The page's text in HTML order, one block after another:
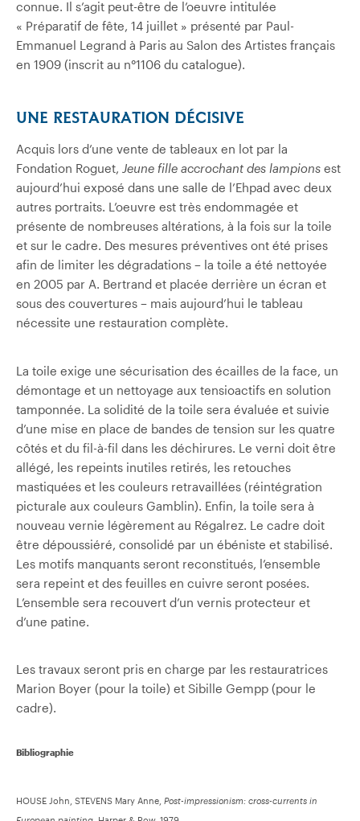
connue. Il s’agit peut-être de l’oeuvre intitulée
« Préparatif de fête, 14 juillet » présenté par Paul-
Emmanuel Legrand à Paris au Salon des Artistes français
en 1909 (inscrit au n°1106 du catalogue).
UNE RESTAURATION DÉCISIVE
Acquis lors d’une vente de tableaux en lot par la
Fondation Roguet, Jeune fille accrochant des lampions est
aujourd’hui exposé dans une salle de l’Ehpad avec deux
autres portraits. L’oeuvre est très endommagée et
présente de nombreuses altérations, à la fois sur la toile
et sur le cadre. Des mesures préventives ont été prises
afin de limiter les dégradations – la toile a été nettoyée
en 2005 par A. Bertrand et placée derrière un écran et
sous des couvertures – mais aujourd’hui le tableau
nécessite une restauration complète.
La toile exige une sécurisation des écailles de la face, un
démontage et un nettoyage aux tensioactifs en solution
tamponnée. La solidité de la toile sera évaluée et suivie
d’une mise en place de bandes de tension sur les quatre
côtés et du fil-à-fil dans les déchirures. Le verni doit être
allégé, les repeints inutiles retirés, les retouches
mastiquées et les couleurs retravaillées (réintégration
picturale aux couleurs Gamblin). Enfin, la toile sera à
nouveau vernie légèrement au Régalrez. Le cadre doit
être dépoussiéré, consolidé par un ébéniste et stabilisé.
Les motifs manquants seront reconstitués, l’ensemble
sera repeint et des feuilles en cuivre seront posées.
L’ensemble sera recouvert d’un vernis protecteur et
d’une patine.
Les travaux seront pris en charge par les restauratrices
Marion Boyer (pour la toile) et Sibille Gempp (pour le
cadre).
Bibliographie
HOUSE John, STEVENS Mary Anne, Post-impressionism: cross-currents in